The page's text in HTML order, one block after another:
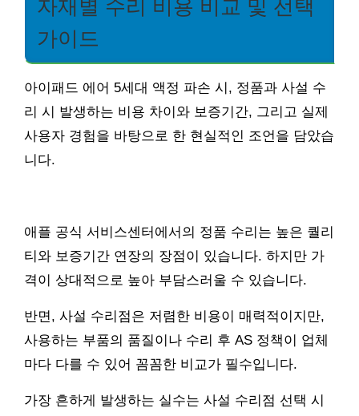
자재별 수리 비용 비교 및 선택
가이드
아이패드 에어 5세대 액정 파손 시, 정품과 사설 수
리 시 발생하는 비용 차이와 보증기간, 그리고 실제
사용자 경험을 바탕으로 한 현실적인 조언을 담았습
니다.
애플 공식 서비스센터에서의 정품 수리는 높은 퀄리
티와 보증기간 연장의 장점이 있습니다. 하지만 가
격이 상대적으로 높아 부담스러울 수 있습니다.
반면, 사설 수리점은 저렴한 비용이 매력적이지만,
사용하는 부품의 품질이나 수리 후 AS 정책이 업체
마다 다를 수 있어 꼼꼼한 비교가 필수입니다.
가장 흔하게 발생하는 실수는 사설 수리점 선택 시